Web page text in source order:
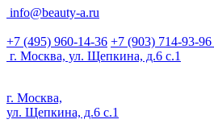
info@beauty-a.ru
+7 (495) 960-14-36 +7 (903) 714-93-96
г. Москва, ул. Щепкина, д.6 с.1
г. Москва,
ул. Щепкина, д.6 с.1